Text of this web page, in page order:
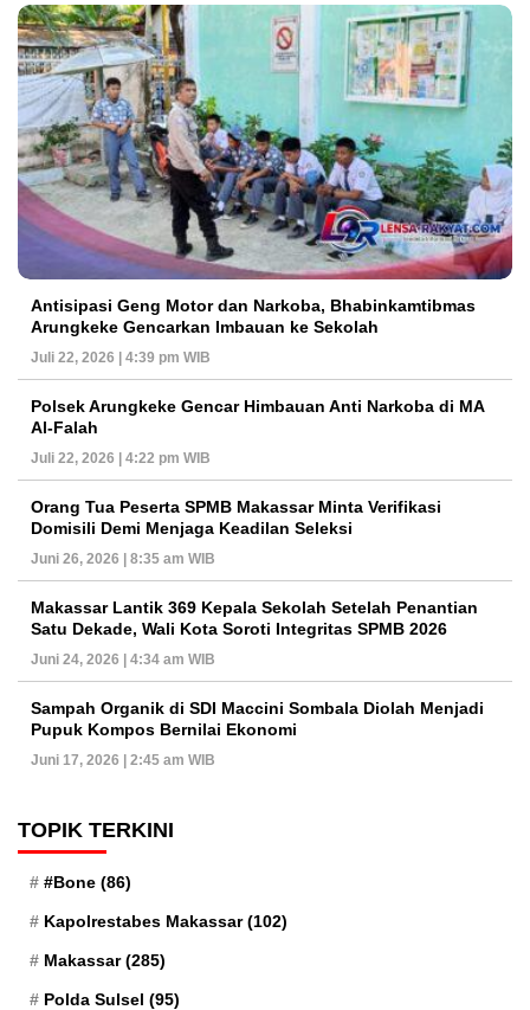
Antisipasi Geng Motor dan Narkoba, Bhabinkamtibmas
Arungkeke Gencarkan Imbauan ke Sekolah
Juli 22, 2026 | 4:39 pm WIB
Polsek Arungkeke Gencar Himbauan Anti Narkoba di MA
Al-Falah
Juli 22, 2026 | 4:22 pm WIB
Orang Tua Peserta SPMB Makassar Minta Verifikasi
Domisili Demi Menjaga Keadilan Seleksi
Juni 26, 2026 | 8:35 am WIB
Makassar Lantik 369 Kepala Sekolah Setelah Penantian
Satu Dekade, Wali Kota Soroti Integritas SPMB 2026
Juni 24, 2026 | 4:34 am WIB
Sampah Organik di SDI Maccini Sombala Diolah Menjadi
Pupuk Kompos Bernilai Ekonomi
Juni 17, 2026 | 2:45 am WIB
TOPIK TERKINI
#Bone (86)
Kapolrestabes Makassar(102)
Makassar(285)
Polda Sulsel (95)